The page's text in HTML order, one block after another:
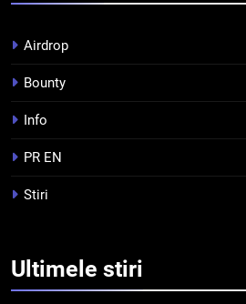
Pariuri cu
4
INFO
pierdut
Airdrop
Bounty
Info
PR EN
Stiri
Ultimele stiri